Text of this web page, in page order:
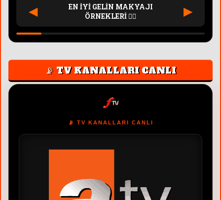
◀
FTV PINAR AKTAŞ
PROGRAMLARI 📺
▶
📡 TV KANALLARI CANLI
📡 TV KANALLARI CANLI